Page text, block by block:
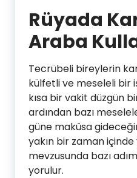
Rüyada
Araba
Tecrübeli bireylerin
külfetli ve meseleli bir
kısa bir vakit düzgün
ardından bazı
güne makûsa
yakın bir zaman
mevzusunda bazı
yorulur.